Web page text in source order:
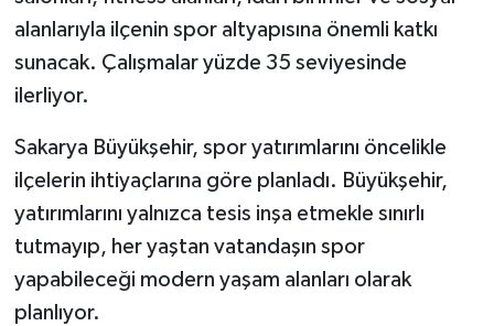
alanlarıyla ilçenin spor altyapısına önemli katkı
sunacak. Çalışmalar yüzde 35 seviyesinde
ilerliyor.
Sakarya Büyükşehir, spor yatırımlarını öncelikle
ilçelerin ihtiyaçlarına göre planladı. Büyükşehir,
yatırımlarını yalnızca tesis inşa etmekle sınırlı
tutmayıp, her yaştan vatandaşın spor
yapabileceği modern yaşam alanları olarak
planlıyor.